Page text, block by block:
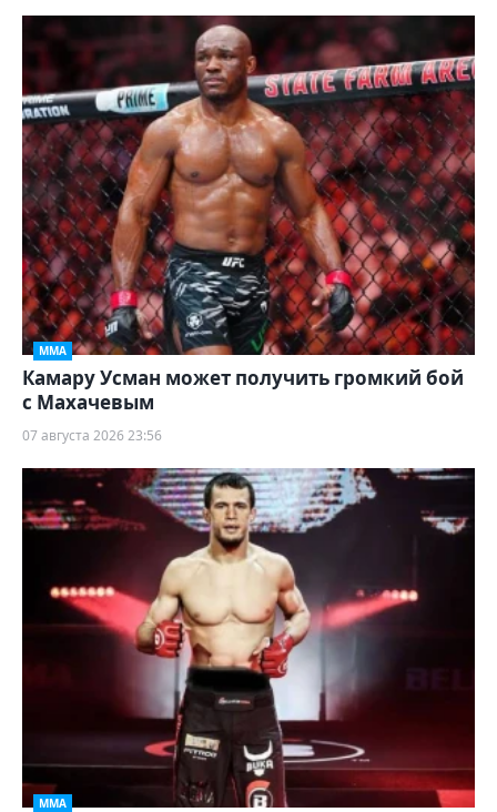
ММА
Камару Усман может получить громкий бой
с Махачевым
07 августа 2026 23:56
ММА